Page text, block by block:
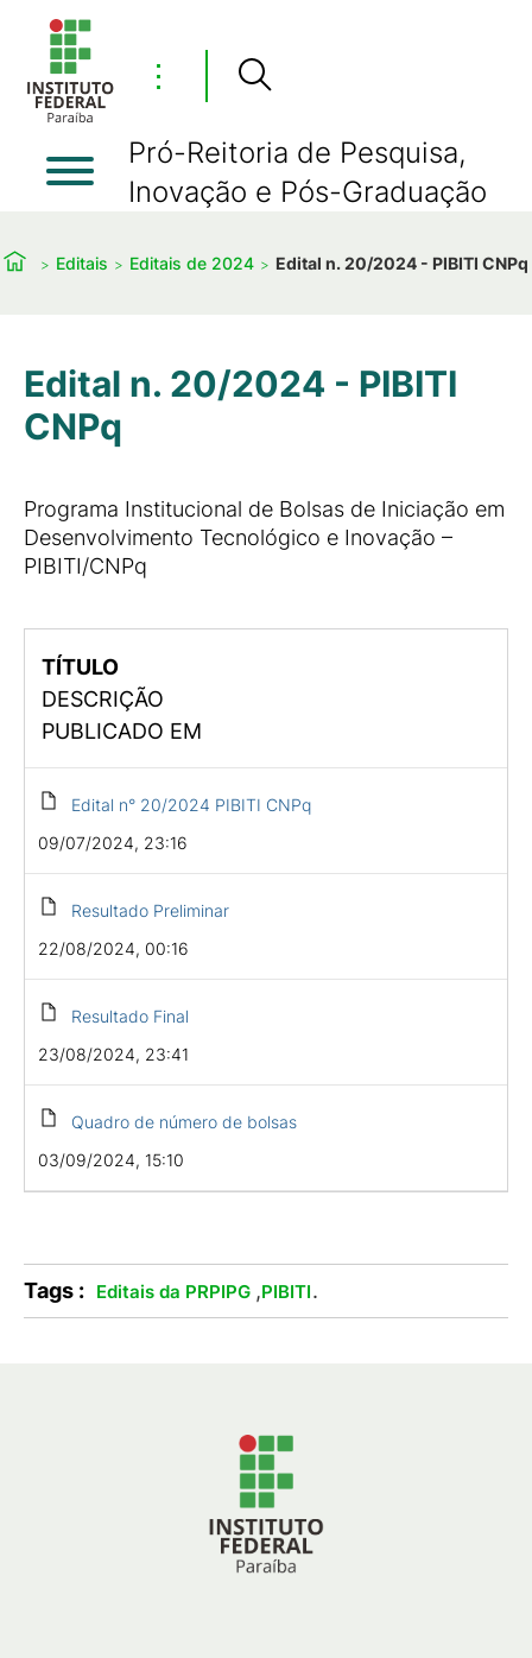
⋮
Pró-Reitoria de Pesquisa,
Inovação e Pós-Graduação
Editais Editais de 2024 Edital n. 20/2024 - PIBITI CNPq
Edital n. 20/2024 - PIBITI
CNPq
Programa Institucional de Bolsas de Iniciação em
Desenvolvimento Tecnológico e Inovação –
PIBITI/CNPq
TÍTULO
DESCRIÇÃO
PUBLICADO EM
Edital n° 20/2024 PIBITI CNPq
09/07/2024, 23:16
Resultado Preliminar
22/08/2024, 00:16
Resultado Final
23/08/2024, 23:41
Quadro de número de bolsas
03/09/2024, 15:10
Tags : Editais da PRPIPG ,PIBITI.